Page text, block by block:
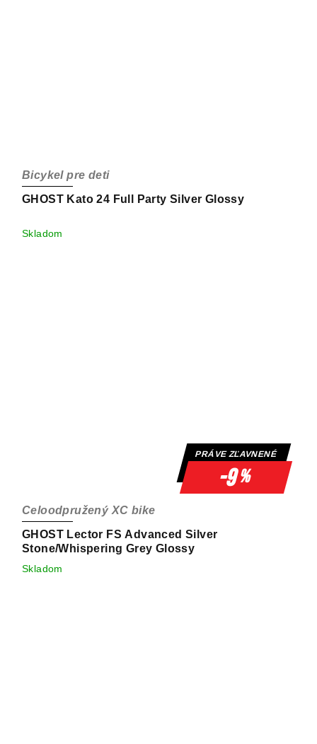
GHOST Kato 24 Full Party Silver Glossy
Bicykel pre deti
Skladom
PRÁVE ZĽAVNENÉ
-9%
GHOST Lector FS Advanced Silver
Stone/Whispering Grey Glossy
Celoodpružený XC bike
Skladom